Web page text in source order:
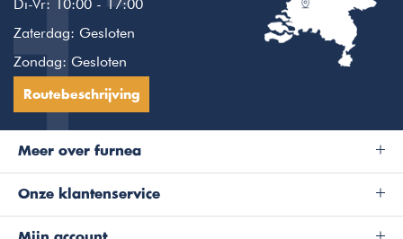
Di-Vr: 10:00 - 17:00
Zaterdag: Gesloten
Zondag: Gesloten
Routebeschrijving
Meer over furnea
Onze klantenservice